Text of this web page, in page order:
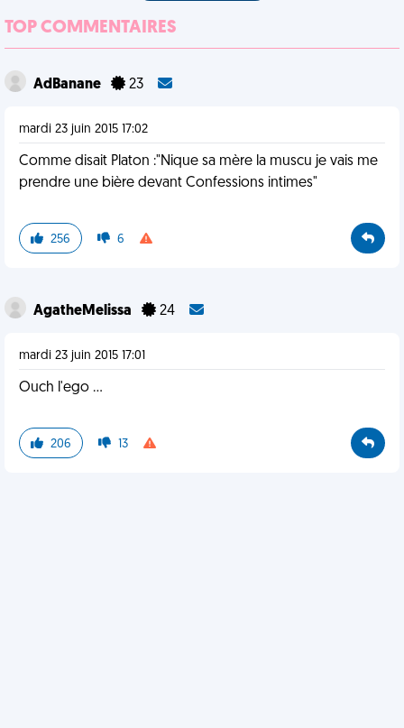
TOP COMMENTAIRES
AdBanane 23
mardi 23 juin 2015 17:02
Comme disait Platon :"Nique sa mère la muscu je vais me
prendre une bière devant Confessions intimes"
256 6
AgatheMelissa 24
mardi 23 juin 2015 17:01
Ouch l'ego ...
206 13